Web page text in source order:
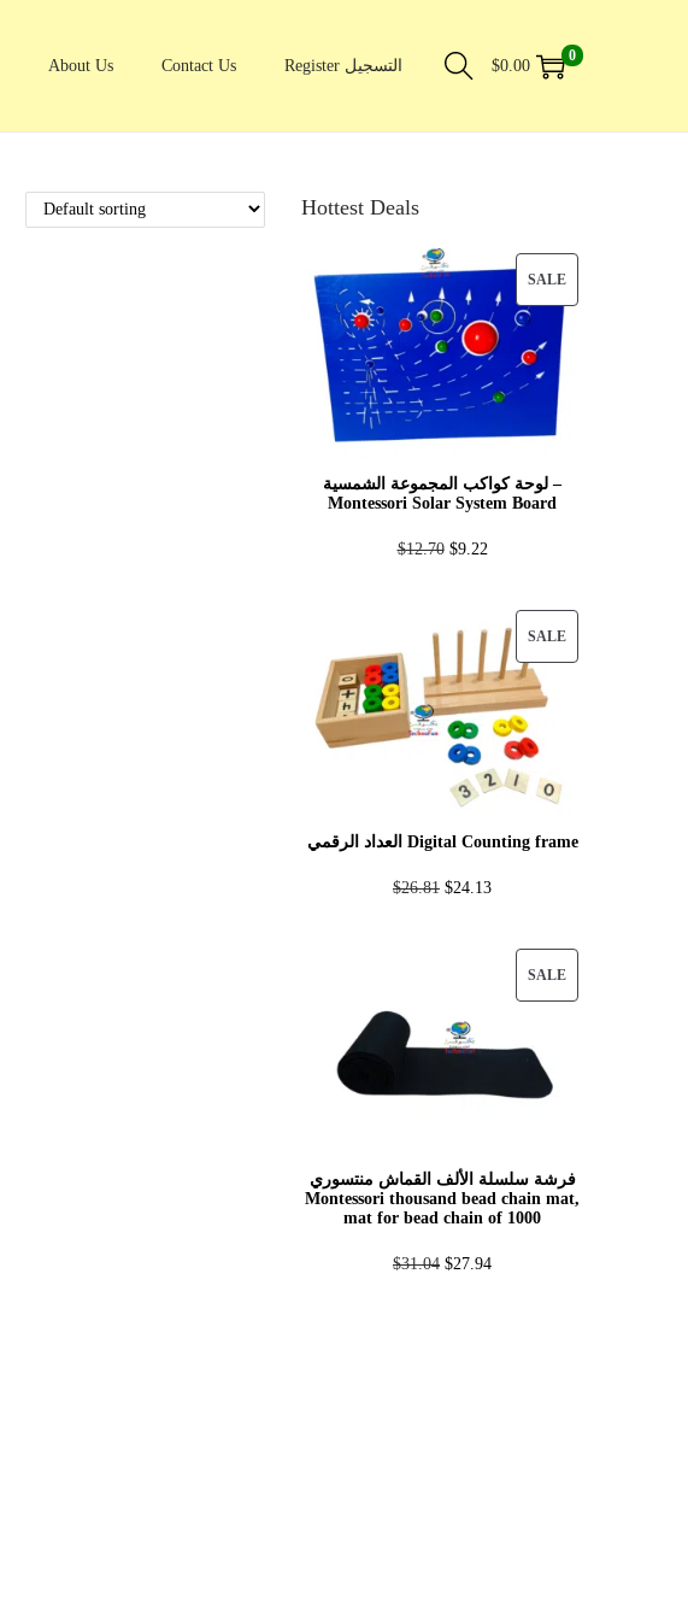
About Us Contact Us Register التسجيل $0.00
0
Hottest Deals
SALE
لوحة كواكب المجموعة الشمسية –
Montessori Solar System Board
$12.70 $9.22
SALE
العداد الرقمي Digital Counting frame
$26.81 $24.13
SALE
فرشة سلسلة الألف القماش منتسوري
Montessori thousand bead chain mat,
mat for bead chain of 1000
$31.04 $27.94